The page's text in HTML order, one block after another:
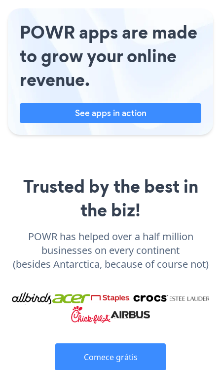
POWR apps are made
to grow your online
revenue.
See apps in action
Trusted by the best in
the biz!
POWR has helped over a half million
businesses on every continent
(besides Antarctica, because of course not)
Comece grátis